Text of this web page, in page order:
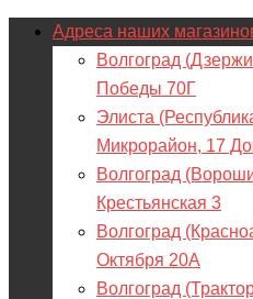
Адреса наших
Волгоград
Победы 70Г
Элиста
Микрорайон, 17
Волгоград
Крестьянская 3
Волгоград
Октября 20А
Волгоград